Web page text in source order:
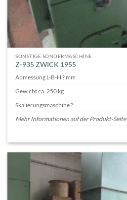
SONSTIGE SONDERMASCHINE
Z-935 ZWICK 1955
Abmessung L-B-H ? mm
Gewicht ca. 250 kg
Skalierungsmaschine ?
Mehr Informationen auf der Produkt-Seite